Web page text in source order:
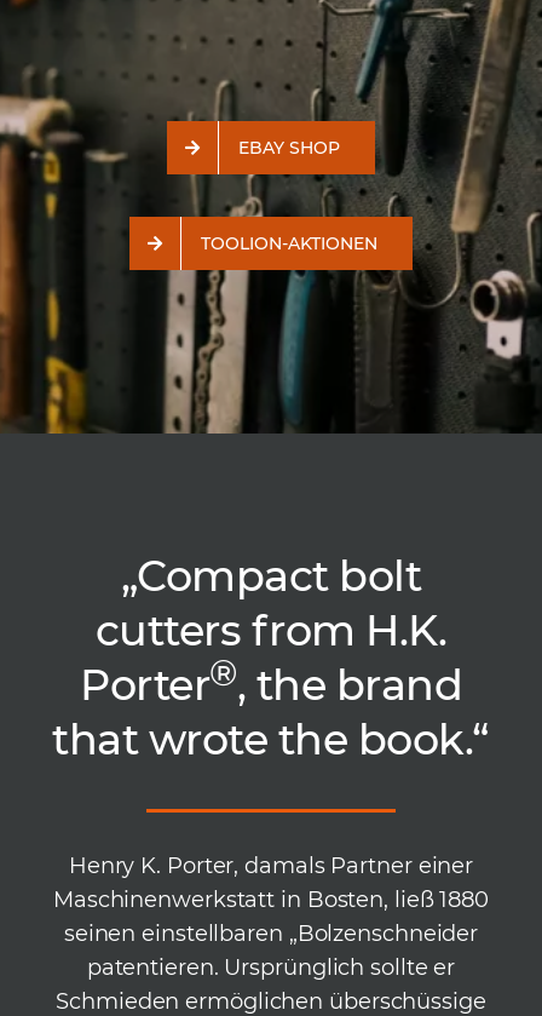
EBAY SHOP
TOOLION-AKTIONEN
„Compact bolt
cutters from H.K.
Porter®, the brand
that wrote the book.“
Henry K. Porter, damals Partner einer
Maschinenwerkstatt in Bosten, ließ 1880
seinen einstellbaren „Bolzenschneider
patentieren. Ursprünglich sollte er
Schmieden ermöglichen überschüssige